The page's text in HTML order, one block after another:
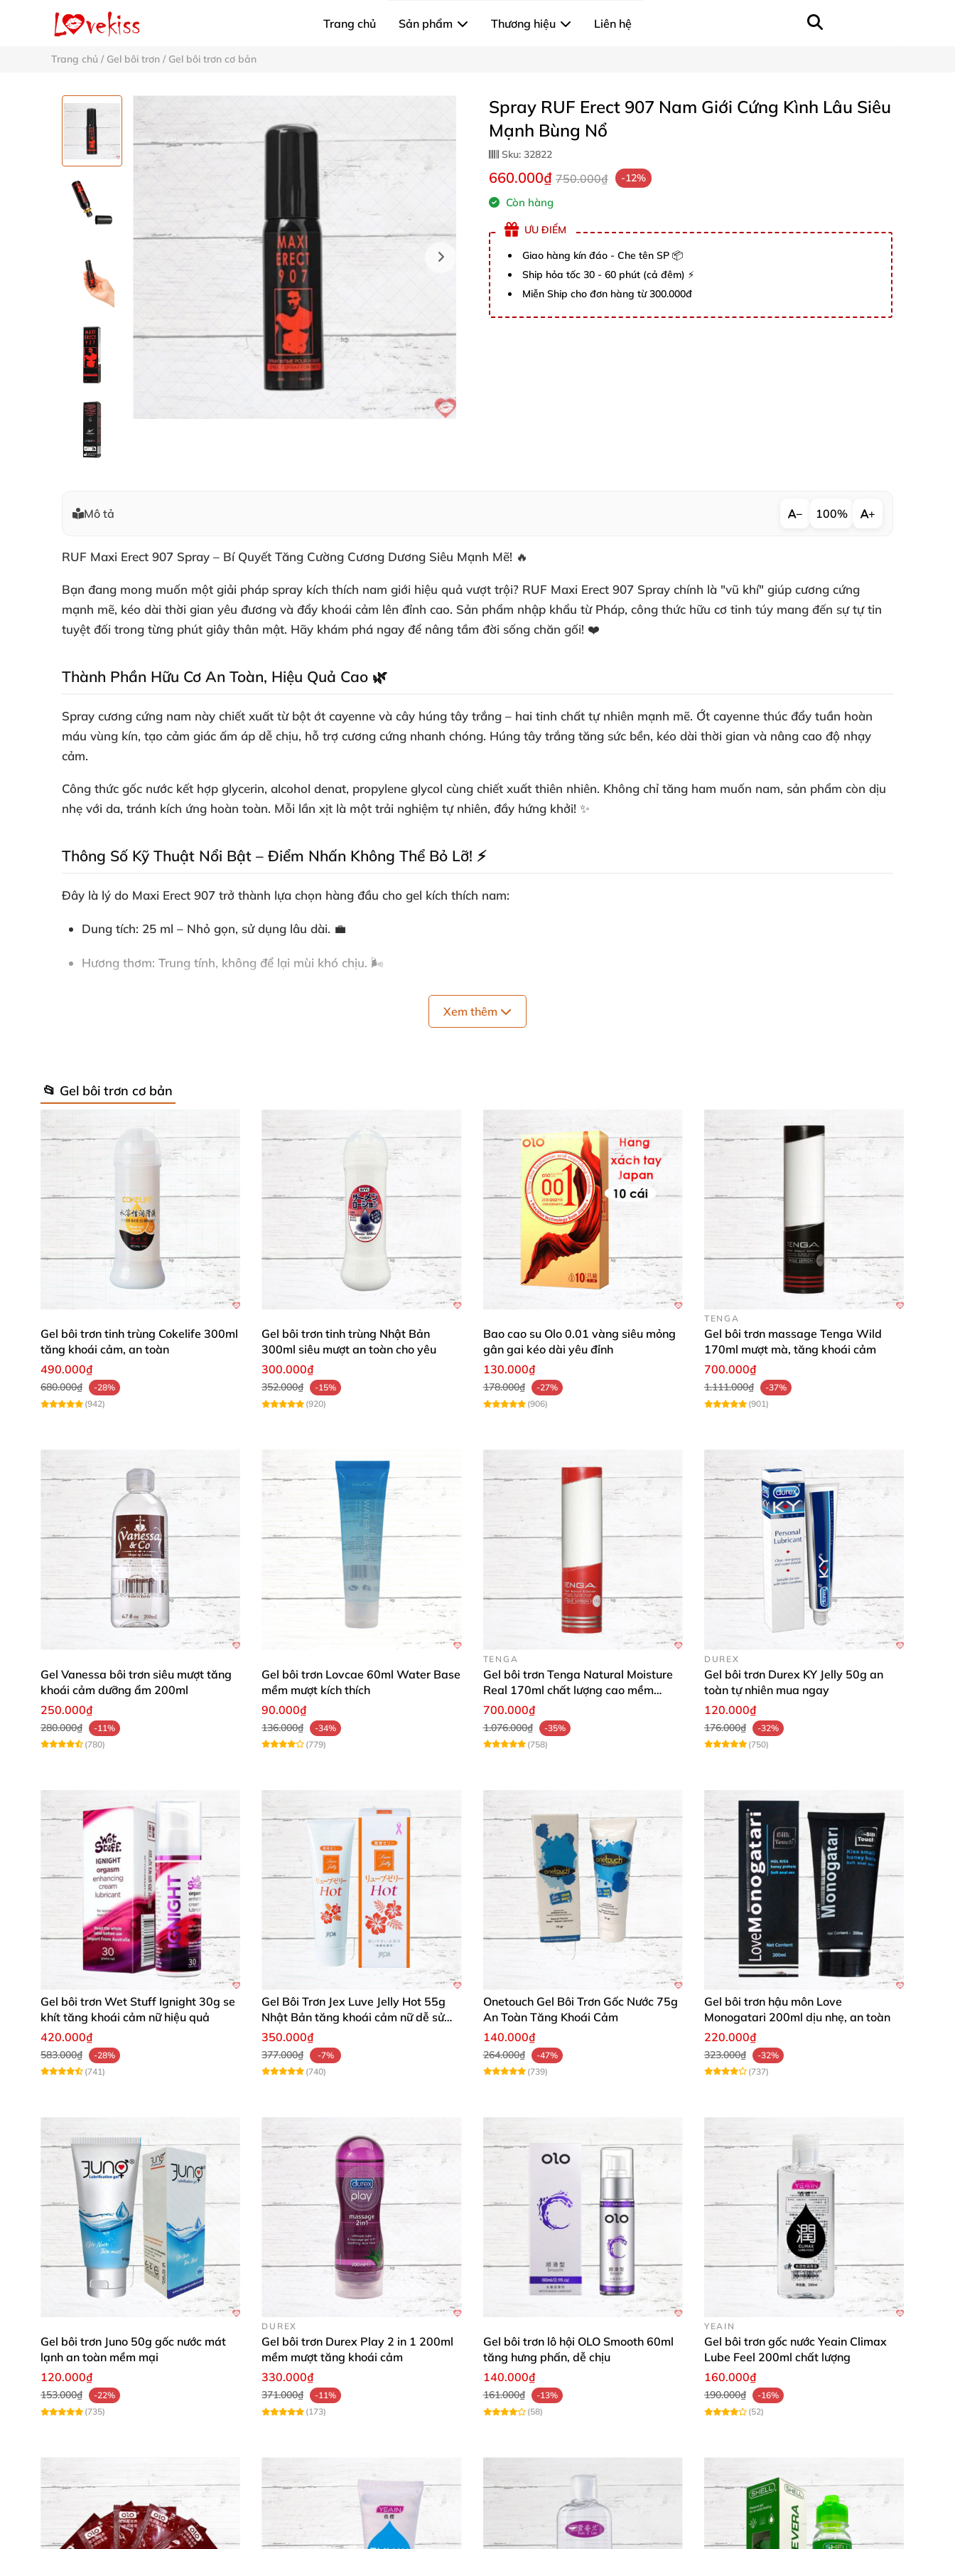
Trang chủ Sản phẩm Thương hiệu Liên hệ
Trang chủ / Gel bôi trơn / Gel bôi trơn cơ bản
Spray RUF Erect 907 Nam Giới Cứng Kình Lâu Siêu
Mạnh Bùng Nổ
Sku: 32822
660.000₫ 750.000₫ -12%
Còn hàng
ƯU ĐIỂM
Giao hàng kín đáo - Che tên SP 📦
Ship hỏa tốc 30 - 60 phút (cả đêm) ⚡
Miễn Ship cho đơn hàng từ 300.000đ
Mô tả − 100% +
RUF Maxi Erect 907 Spray – Bí Quyết Tăng Cường Cương Dương Siêu Mạnh Mẽ! 🔥
Bạn đang mong muốn một giải pháp spray kích thích nam giới hiệu quả vượt trội? RUF Maxi Erect 907 Spray chính là "vũ khí" giúp cương cứng
mạnh mẽ, kéo dài thời gian yêu đương và đẩy khoái cảm lên đỉnh cao. Sản phẩm nhập khẩu từ Pháp, công thức hữu cơ tinh túy mang đến sự tự tin
tuyệt đối trong từng phút giây thân mật. Hãy khám phá ngay để nâng tầm đời sống chăn gối! ❤️
Thành Phần Hữu Cơ An Toàn, Hiệu Quả Cao 🌿
Spray cương cứng nam này chiết xuất từ bột ớt cayenne và cây húng tây trắng – hai tinh chất tự nhiên mạnh mẽ. Ớt cayenne thúc đẩy tuần hoàn
máu vùng kín, tạo cảm giác ấm áp dễ chịu, hỗ trợ cương cứng nhanh chóng. Húng tây trắng tăng sức bền, kéo dài thời gian và nâng cao độ nhạy
cảm.
Công thức gốc nước kết hợp glycerin, alcohol denat, propylene glycol cùng chiết xuất thiên nhiên. Không chỉ tăng ham muốn nam, sản phẩm còn dịu
nhẹ với da, tránh kích ứng hoàn toàn. Mỗi lần xịt là một trải nghiệm tự nhiên, đầy hứng khởi! ✨
Thông Số Kỹ Thuật Nổi Bật – Điểm Nhấn Không Thể Bỏ Lỡ! ⚡
Đây là lý do Maxi Erect 907 trở thành lựa chọn hàng đầu cho gel kích thích nam:
Dung tích: 25 ml – Nhỏ gọn, sử dụng lâu dài. 💼
Hương thơm: Trung tính, không để lại mùi khó chịu. 🌬️
: Hoàn hảo với bao cao su, không ảnh hưởng latex. ✅
Thành phần chi tiết
phenoxyethanol, ethylhexylglycerin, tetrasodium EDTA, citric acid, limonene. 🌱
Sản xuất tại Pháp với chứng nhận chất lượng cao cấp. Sản phẩm thấm nhanh, không cần rửa, sẵn sàng cho mọi cuộc vui!
Hướng dẫn sử dụng siêu đơn giản: Xịt lượng nhỏ lêndương vậttrước khi quan hệ hoặc tự sướng. Chờ 2-5 phút để hiệu quả lan tỏa (theo hướng dẫn
bao bì). Điều chỉnh liều lượng phù hợp cơ địa, xịt thêm nếu muốn mạnh hơn.
Thấm hút hoàn toàn, không dính bết, thoải mái tối đa! 😊
Lợi Ích Vượt Trội Cho Sức Bền Nam Giới 💪
Spray tăng cường cương dươngnày không chỉ cải thiệnsức bền nammà còn thăng hoa sự gắn kết vợ chồng. Tương tự các dầu kích thích nam, nó
Anh Minh, 35 tuổi: "Spray RUF Maxi Erect 907 làm mình cương cứng chắc khỏe, thời gian yêu kéo dài gấp đôi, vợ chồng hạnh phúc hơn bao giờ hết.
Chất liệu tự nhiên thấm nhanh, không nhờn rít chút nào!" ❤️
Chị Lan, 32 tuổi: "Chồng dùng thấy ấm nóng dễ chịu ngay, tăng ham muốn rõ rệt và bền bỉ hơn. Sản phẩm Pháp chất lượng cao, tiện lợi an toàn, giờ
mua mãi không chán!" 😍
Anh Huy, 40 tuổi: "Hiệu quả siêu nhanh, cảm giác mạnh mẽ vượt trội hẳn các loại khác. Dùng với bao cao su ổn định, trải nghiệm thân mật đỉnh cao
luôn!" 👍
Mua ngay RUF Maxi Erect 907 Spray hôm nay để tự tin chinh phục mọi khoảnh khắc!
Đặt hàng từ Chúng tôi và biến đời sống tình dục thành hành
trình thú vị. 🔥🛒
Xem thêm
📂 Gel bôi trơn cơ bản
Gel bôi trơn tinh trùng Cokelife 300ml
tăng khoái cảm, an toàn
490.000₫
680.000₫
-28%
(942)
Gel bôi trơn tinh trùng Nhật Bản
300ml siêu mượt an toàn cho yêu
300.000₫
352.000₫
-15%
(920)
Bao cao su Olo 0.01 vàng siêu mỏng
gân gai kéo dài yêu đỉnh
130.000₫
178.000₫
-27%
(906)
TENGA
Gel bôi trơn massage Tenga Wild
170ml mượt mà, tăng khoái cảm
700.000₫
1.111.000₫
-37%
(901)
Gel Vanessa bôi trơn siêu mượt tăng
khoái cảm dưỡng ẩm 200ml
250.000₫
280.000₫
-11%
(780)
Gel bôi trơn Lovcae 60ml Water Base
mềm mượt kích thích
90.000₫
136.000₫
-34%
(779)
TENGA
Gel bôi trơn Tenga Natural Moisture
Real 170ml chất lượng cao mềm
mượt an toàn
700.000₫
1.076.000₫
-35%
(758)
DUREX
Gel bôi trơn Durex KY Jelly 50g an
toàn tự nhiên mua ngay
120.000₫
176.000₫
-32%
(750)
Gel bôi trơn Wet Stuff Ignight 30g se
khít tăng khoái cảm nữ hiệu quả
420.000₫
583.000₫
-28%
(741)
Gel Bôi Trơn Jex Luve Jelly Hot 55g
Nhật Bản tăng khoái cảm nữ dễ sử
dụng
350.000₫
377.000₫
-7%
(740)
Onetouch Gel Bôi Trơn Gốc Nước 75g
An Toàn Tăng Khoái Cảm
140.000₫
264.000₫
-47%
(739)
Gel bôi trơn hậu môn Love
Monogatari 200ml dịu nhẹ, an toàn
220.000₫
323.000₫
-32%
(737)
Gel bôi trơn Juno 50g gốc nước mát
lạnh an toàn mềm mại
120.000₫
153.000₫
-22%
(735)
DUREX
Gel bôi trơn Durex Play 2 in 1 200ml
mềm mượt tăng khoái cảm
330.000₫
371.000₫
-11%
(173)
Gel bôi trơn lô hội OLO Smooth 60ml
tăng hưng phấn, dễ chịu
140.000₫
161.000₫
-13%
(58)
YEAIN
Gel bôi trơn gốc nước Yeain Climax
Lube Feel 200ml chất lượng
160.000₫
190.000₫
-16%
(52)